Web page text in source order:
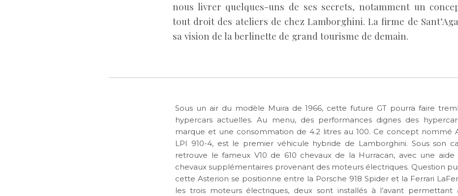
nous livrer quelques-uns de ses secrets, notamment un
tout droit des ateliers de chez Lamborghini. La firme de
sa vision de la berlinette de grand tourisme de demain.
Sous un air du modèle Muira de 1966, cette future GT pourra faire
hypercars actuelles. Au menu, des performances dignes des
marque et une consommation de 4.2 litres au 100. Ce concept nommé
LPI 910-4, est le premier véhicule hybride de Lamborghini. Sous son
retrouve le fameux V10 de 610 chevaux de la Hurracan, avec une aide
chevaux supplémentaires provenant des moteurs électriques. Question
cette Asterion se positionne entre la Porsche 918 Spider et la Ferrari
les trois moteurs électriques, deux sont installés à l’avant permettant